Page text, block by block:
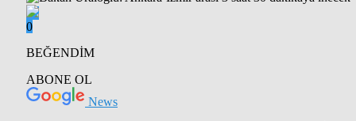
0
BEĞENDİM
ABONE OL
News